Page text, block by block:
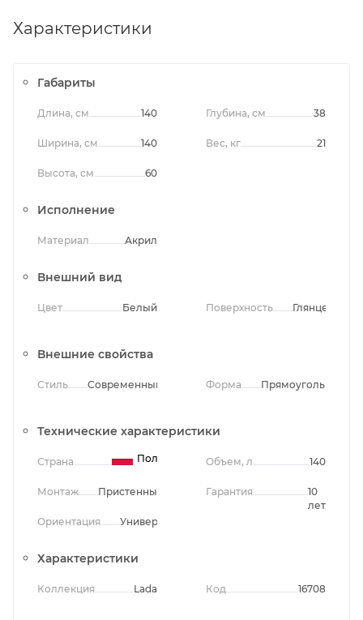
Характеристики
Габариты
Длина, см 140
Ширина, см 140
Высота, см 60
Глубина, см 38
Вес, кг 21
Исполнение
Материал Акрил
Внешний вид
Цвет Белый Поверхность Глянцевая
Внешние свойства
Стиль Современный Форма Прямоугольная
Технические характеристики
Страна Польша
Монтаж Пристенный
Ориентация Универсальная
Объем, л 140
Гарантия
10
лет
Характеристики
Коллекция Lada Код 16708